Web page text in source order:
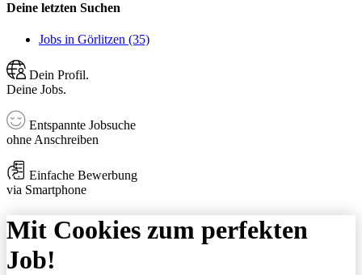
Deine letzten Suchen
Jobs in Görlitzen (35)
Dein Profil.
Deine Jobs.
Entspannte Jobsuche
ohne Anschreiben
Einfache Bewerbung
via Smartphone
Mit Cookies zum perfekten
Job!